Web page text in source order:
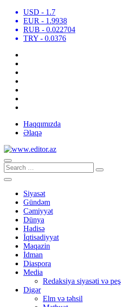
USD - 1.7
EUR - 1.9938
RUB - 0.022704
TRY - 0.0376
Haqqımızda
Əlaqə
Siyasət
Gündəm
Cəmiyyət
Dünya
Hadisə
İqtisadiyyat
Maqazin
İdman
Diaspora
Media
Redaksiya siyasəti və
Digər
Elm və təhsil